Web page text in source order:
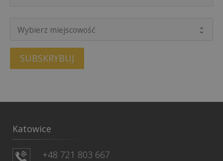
SUBSKRYBUJ
Katowice
+48 721 803 667